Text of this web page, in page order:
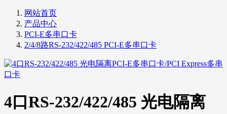
网站首页
产品中心
PCI-E多串口卡
2/4/8路RS-232/422/485 PCI-E多串口卡
4口RS-232/422/485 光电隔离